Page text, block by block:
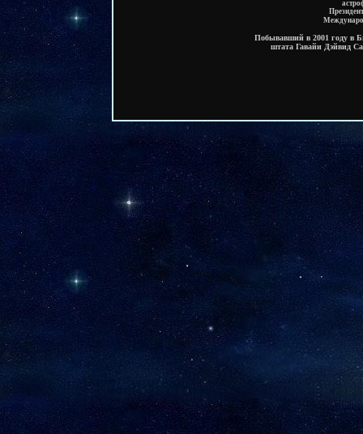
Побывавший в 2001 году в
штата Гавайи Дэйвид